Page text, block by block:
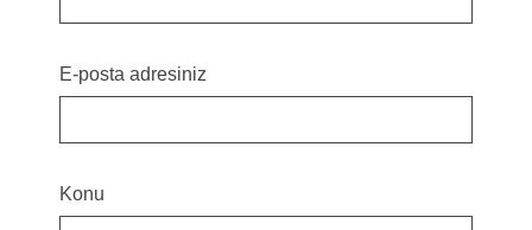
E-posta adresiniz
Konu